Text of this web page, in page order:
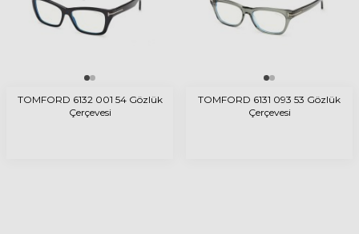
TOMFORD 6132 001 54 Gözlük
Çerçevesi
TOMFORD 6131 093 53 Gözlük
Çerçevesi